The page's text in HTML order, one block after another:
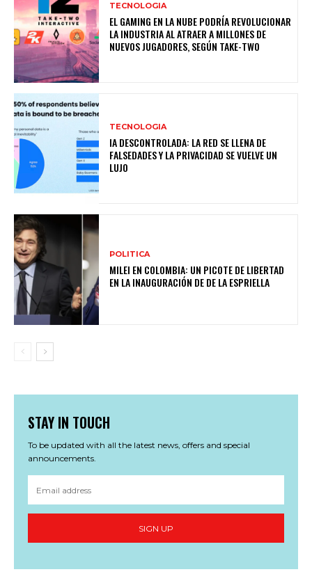
TECNOLOGIA
EL GAMING EN LA NUBE PODRÍA REVOLUCIONAR
LA INDUSTRIA AL ATRAER A MILLONES DE
NUEVOS JUGADORES, SEGÚN TAKE-TWO
TECNOLOGIA
IA DESCONTROLADA: LA RED SE LLENA DE
FALSEDADES Y LA PRIVACIDAD SE VUELVE UN
LUJO
POLITICA
MILEI EN COLOMBIA: UN PICOTE DE LIBERTAD
EN LA INAUGURACIÓN DE DE LA ESPRIELLA
STAY IN TOUCH
To be updated with all the latest news, offers and special
announcements.
SIGN UP